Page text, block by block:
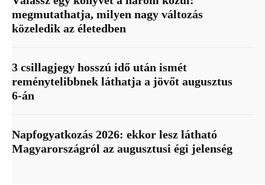
megmutathatja, milyen nagy változás
közeledik az életedben
3 csillagjegy hosszú idő után ismét
reménytelibbnek láthatja a jövőt augusztus
6-án
Napfogyatkozás 2026: ekkor lesz látható
Magyarországról az augusztusi égi jelenség